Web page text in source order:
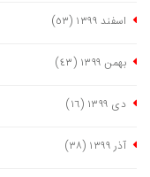
اسفند ١٣٩٩ (٥٣)
بهمن ١٣٩٩ (٤٣)
دی ١٣٩٩ (١٦)
آذر ١٣٩٩ (٣٨)